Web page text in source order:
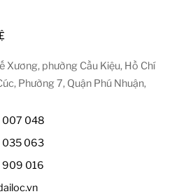
Xương, phường Cầu Kiệu, Hồ Chí
Phường 7, Quận Phú Nhuận,
007 048
035 063
909 016